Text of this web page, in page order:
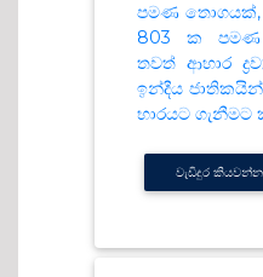
පමණ තොගයක්,
803 ක
තවත් ආහාර
ඉන්දීය ජාතිකයින්
භාරයට
වැඩිදුර